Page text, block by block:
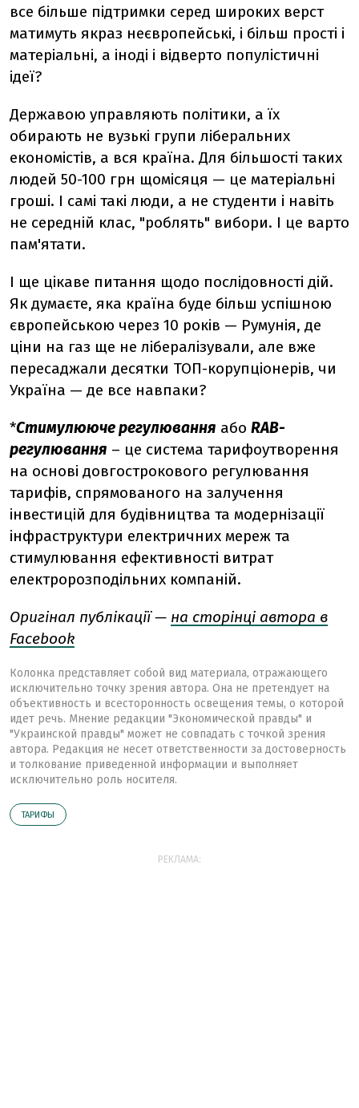
все більше підтримки серед широких верст
матимуть якраз неєвропейські, і більш прості і
матеріальні, а іноді і відверто популістичні
ідеї?
Державою управляють політики, а їх
обирають не вузькі групи ліберальних
економістів, а вся країна. Для більшості таких
людей 50-100 грн щомісяця — це матеріальні
гроші. І самі такі люди, а не студенти і навіть
не середній клас, "роблять" вибори. І це варто
пам'ятати.
І ще цікаве питання щодо послідовності дій.
Як думаєте, яка країна буде більш успішною
європейською через 10 років — Румунія, де
ціни на газ ще не лібералізували, але вже
пересаджали десятки ТОП-корупціонерів, чи
Україна — де все навпаки?
*Стимулююче регулювання або RAB-
регулювання – це система тарифоутворення
на основі довгострокового регулювання
тарифів, спрямованого на залучення
інвестицій для будівництва та модернізації
інфраструктури електричних мереж та
стимулювання ефективності витрат
електророзподільних компаній.
Оригінал публікації — на сторінці автора в
Facebook
Колонка представляет собой вид материала, отражающего
исключительно точку зрения автора. Она не претендует на
объективность и всесторонность освещения темы, о которой
идет речь. Мнение редакции "Экономической правды" и
"Украинской правды" может не совпадать с точкой зрения
автора. Редакция не несет ответственности за достоверность
и толкование приведенной информации и выполняет
исключительно роль носителя.
ТАРИФЫ
РЕКЛАМА: